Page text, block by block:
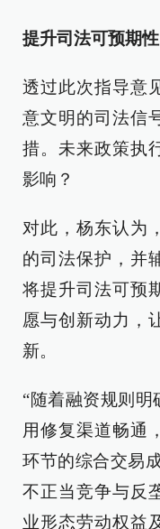
提升司法可预期性
透过此次指导意
意文明的司法信
措。未来政策执
影响？
对此，杨东认为
的司法保护，并
将提升司法可预
愿与创新动力，
新。
“随着融资规则
用修复渠道畅通
环节的综合交易
不正当竞争与反
业形态劳动权益